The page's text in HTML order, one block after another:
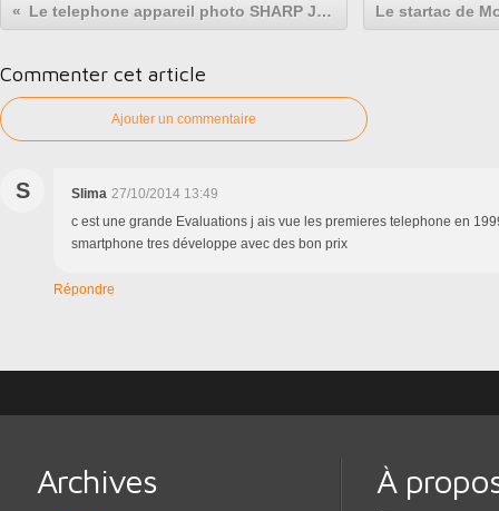
Le telephone appareil photo SHARP J-SH04 de 2000 ou SAMSUNG SCH-V200. Collection Mobilophiles
Commenter cet article
Ajouter un commentaire
S Slima 27/10/2014 13:49
c est une grande Evaluations j ais vue les premieres telephone en
smartphone tres développe avec des bon prix
Répondre
Archives À